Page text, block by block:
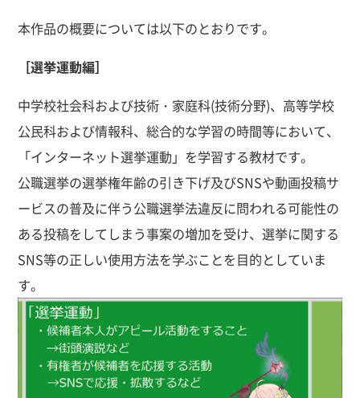
本作品の概要については以下のとおりです。
［選挙運動編］
中学校社会科および技術・家庭科(技術分野)、高等学校
公民科および情報科、総合的な学習の時間等において、
「インターネット選挙運動」を学習する教材です。
公職選挙の選挙権年齢の引き下げ及びSNSや動画投稿サ
ービスの普及に伴う公職選挙法違反に問われる可能性の
ある投稿をしてしまう事案の増加を受け、選挙に関する
SNS等の正しい使用方法を学ぶことを目的としていま
す。